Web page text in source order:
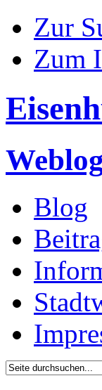
Zur
Zum
Blog